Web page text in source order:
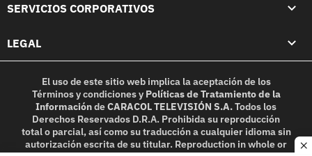
SERVICIOS CORPORATIVOS
LEGAL
El uso de este sitio web implica la aceptación de los
Términos y condicionesy Políticas de Tratamiento de la
InformacióndeCARACOL TELEVISIÓN S.A.Todos los
Derechos Reservados D.R.A. Prohibida su reproducción
total o parcial, así como su traducción a cualquier idioma sin
autorización escrita de su titular. Reproduction in whole or